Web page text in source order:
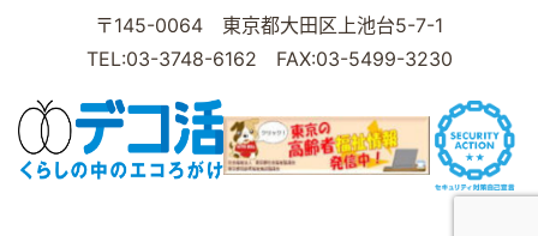
〒145-0064 東京都大田区上池台5-7-1
TEL:03-3748-6162 FAX:03-5499-3230